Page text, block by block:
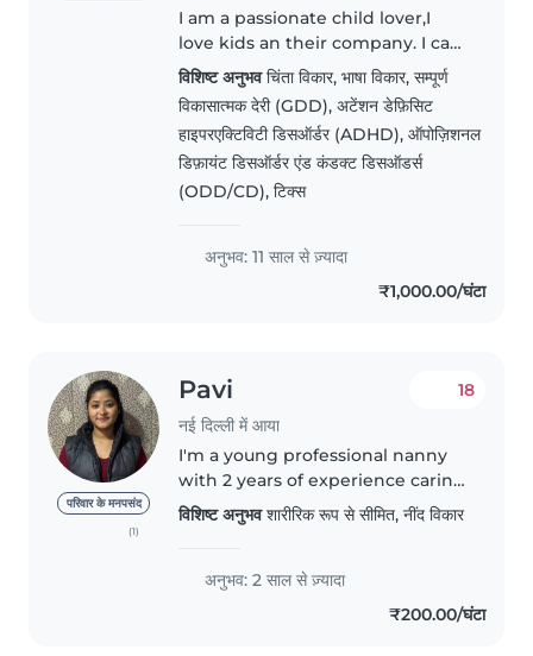
I am a passionate child lover,I
love kids an their company. I can
handle kids very easily an with
full dedication. I have 30 years of
experience .kids are my world.at
the same time..
विशिष्ट अनुभवचिंता विकार, भाषा विकार, सम्पूर्ण
विकासात्मक देरी (GDD), अटेंशन डेफ़िसिट
हाइपरएक्टिविटी डिसऑर्डर (ADHD), ऑपोज़िशनल
डिफ़ायंट डिसऑर्डर एंड कंडक्ट डिसऑडर्स
(ODD/CD), टिक्स
अनुभव: 11 साल से ज़्यादा
₹1,000.00/घंटा
परिवार के मनपसंद
(1)
Pavi
नई दिल्ली में आया
18
I'm a young professional nanny
with 2 years of experience caring
for babies, toddlers, and
preschoolers. I'm fluent in Hindi
and friendly personality..
विशिष्ट अनुभवशारीरिक रूप से सीमित, नींद विकार
अनुभव: 2 साल से ज़्यादा
₹200.00/घंटा